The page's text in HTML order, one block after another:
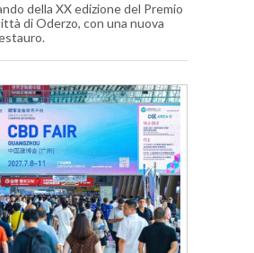
della XX edizione del Premio
di Oderzo, con una nuova